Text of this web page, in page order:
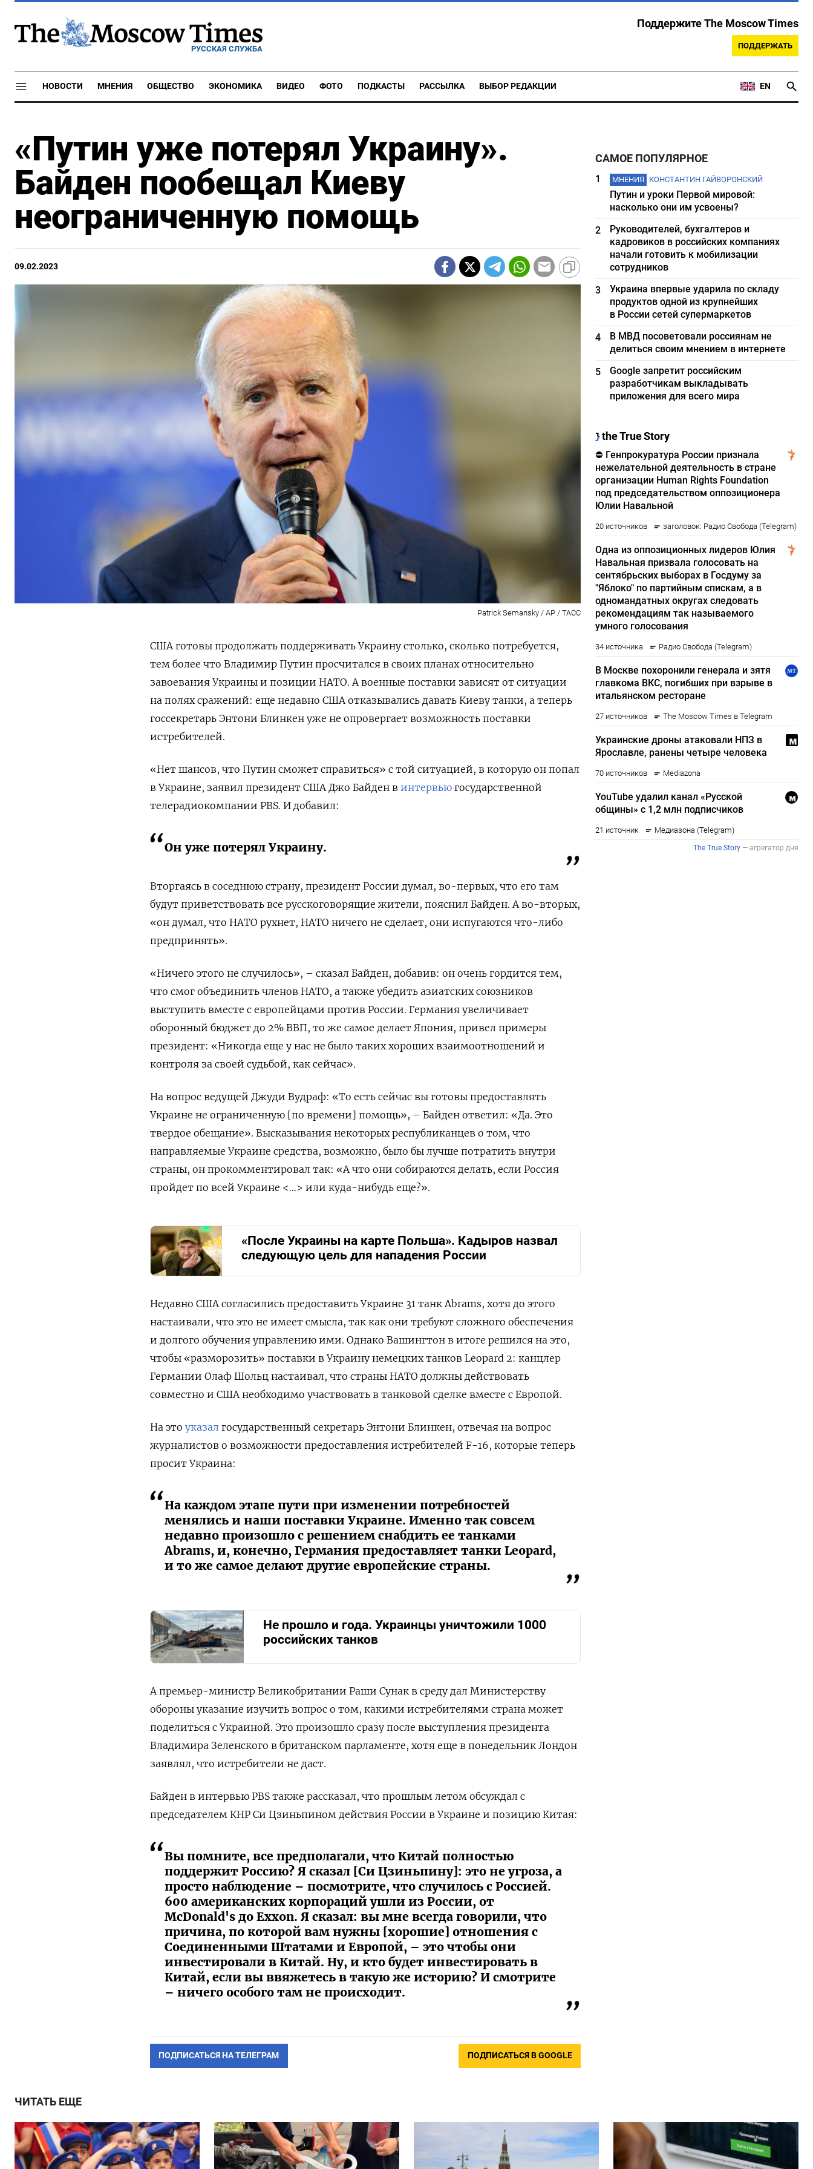
РУССКАЯ СЛУЖБА
Поддержите The Moscow Times
ПОДДЕРЖАТЬ
НОВОСТИ МНЕНИЯ ОБЩЕСТВО ЭКОНОМИКА ВИДЕО ФОТО ПОДКАСТЫ РАССЫЛКА ВЫБОР РЕДАКЦИИ EN
«Путин уже потерял Украину».
Байден пообещал Киеву
неограниченную помощь
09.02.2023
Patrick Semansky / AP / ТАСС
США готовы продолжать поддерживать Украину столько, сколько потребуется,
тем более что Владимир Путин просчитался в своих планах относительно
завоевания Украины и позиции НАТО. А военные поставки зависят от ситуации
на полях сражений: еще недавно США отказывались давать Киеву танки, а теперь
госсекретарь Энтони Блинкен уже не опровергает возможность поставки
истребителей.
«Нет шансов, что Путин сможет справиться» с той ситуацией, в которую он попал
в Украине, заявил президент США Джо Байден в интервью государственной
телерадиокомпании PBS. И добавил:
Он уже потерял Украину.
Вторгаясь в соседнюю страну, президент России думал, во-первых, что его там
будут приветствовать все русскоговорящие жители, пояснил Байден. А во-вторых,
«он думал, что НАТО рухнет, НАТО ничего не сделает, они испугаются что-либо
предпринять».
«Ничего этого не случилось», – сказал Байден, добавив: он очень гордится тем,
что смог объединить членов НАТО, а также убедить азиатских союзников
выступить вместе с европейцами против России. Германия увеличивает
оборонный бюджет до 2% ВВП, то же самое делает Япония, привел примеры
президент: «Никогда еще у нас не было таких хороших взаимоотношений и
контроля за своей судьбой, как сейчас».
На вопрос ведущей Джуди Вудраф: «То есть сейчас вы готовы предоставлять
Украине не ограниченную [по времени] помощь», – Байден ответил: «Да. Это
твердое обещание». Высказывания некоторых республиканцев о том, что
направляемые Украине средства, возможно, было бы лучше потратить внутри
страны, он прокомментировал так: «А что они собираются делать, если Россия
пройдет по всей Украине <…> или куда-нибудь еще?».
«После Украины на карте Польша». Кадыров назвал
следующую цель для нападения России
Недавно США согласились предоставить Украине 31 танк Abrams, хотя до этого
настаивали, что это не имеет смысла, так как они требуют сложного обеспечения
и долгого обучения управлению ими. Однако Вашингтон в итоге решился на это,
чтобы «разморозить» поставки в Украину немецких танков Leopard 2: канцлер
Германии Олаф Шольц настаивал, что страны НАТО должны действовать
совместно и США необходимо участвовать в танковой сделке вместе с Европой.
На это указал государственный секретарь Энтони Блинкен, отвечая на вопрос
журналистов о возможности предоставления истребителей F-16, которые теперь
просит Украина:
На каждом этапе пути при изменении потребностей
менялись и наши поставки Украине. Именно так совсем
недавно произошло с решением снабдить ее танками
Abrams, и, конечно, Германия предоставляет танки Leopard,
и то же самое делают другие европейские страны.
Не прошло и года. Украинцы уничтожили 1000
российских танков
А премьер-министр Великобритании Раши Сунак в среду дал Министерству
обороны указание изучить вопрос о том, какими истребителями страна может
поделиться с Украиной. Это произошло сразу после выступления президента
Владимира Зеленского в британском парламенте, хотя еще в понедельник Лондон
заявлял, что истребители не даст.
Байден в интервью PBS также рассказал, что прошлым летом обсуждал с
председателем КНР Си Цзиньпином действия России в Украине и позицию Китая:
Вы помните, все предполагали, что Китай полностью
поддержит Россию? Я сказал [Си Цзиньпину]: это не угроза, а
просто наблюдение – посмотрите, что случилось с Россией.
600 американских корпораций ушли из России, от
McDonald's до Exxon. Я сказал: вы мне всегда говорили, что
причина, по которой вам нужны [хорошие] отношения с
Соединенными Штатами и Европой, – это чтобы они
инвестировали в Китай. Ну, и кто будет инвестировать в
Китай, если вы ввяжетесь в такую же историю? И смотрите
– ничего особого там не происходит.
ПОДПИСАТЬСЯ НА ТЕЛЕГРАМ ПОДПИСАТЬСЯ В GOOGLE
САМОЕ ПОПУЛЯРНОЕ
1 МНЕНИЯ КОНСТАНТИН ГАЙВОРОНСКИЙ
Путин и уроки Первой мировой:
насколько они им усвоены?
2
Руководителей, бухгалтеров и
кадровиков в российских компаниях
начали готовить к мобилизации
сотрудников
3
Украина впервые ударила по складу
продуктов одной из крупнейших
в России сетей супермаркетов
4
В МВД посоветовали россиянам не
делиться своим мнением в интернете
5
Google запретит российским
разработчикам выкладывать
приложения для всего мира
ЧИТАТЬ ЕЩЕ